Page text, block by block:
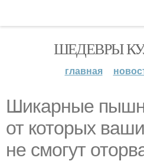
ШЕДЕВРЫ
главная
Шикарные
от которых
не смогут